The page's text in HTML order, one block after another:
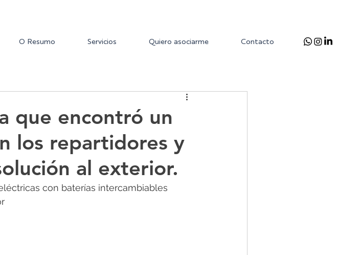
O Resumo Servicios Quiero asociarme Contacto
que encontró un
los repartidores y
al exterior.
con baterías intercambiables